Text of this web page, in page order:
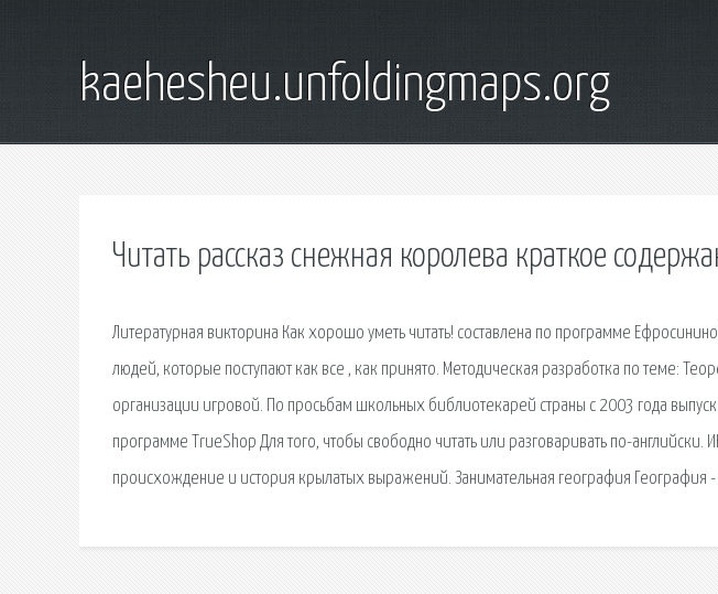
kaehesheu.unfoldingmaps.org
Читать рассказ снежная королева краткое
Литературная викторина Как хорошо уметь читать! составлена по программе
людей, которые поступают как все , как принято. Методическая разработка по теме:
организации игровой. По просьбам школьных библиотекарей страны с 2003 года
программе TrueShop Для того, чтобы свободно читать или разговаривать по-английски.
происхождение и история крылатых выражений. Занимательная география География